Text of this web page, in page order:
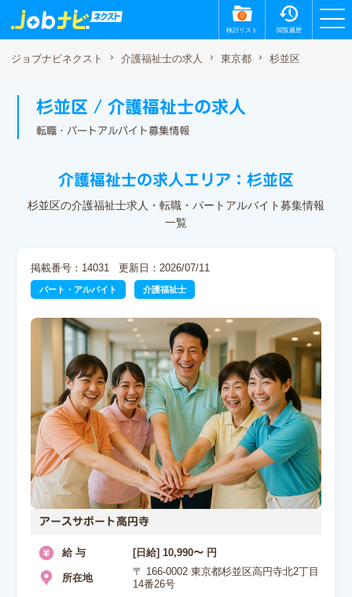
0
検討リスト 閲覧履歴
ジョブナビネクスト 介護福祉士の求人 東京都 杉並区
杉並区 / 介護福祉士の求人
転職・パートアルバイト募集情報
介護福祉士の求人エリア：杉並区
杉並区の介護福祉士求人・転職・パートアルバイト募集情報
一覧
掲載番号：14031 更新日：2026/07/11
パート・アルバイト 介護福祉士
アースサポート高円寺
給 与 [日給] 10,990〜 円
所在地
〒 166-0002 東京都杉並区高円寺北2丁目
14番26号